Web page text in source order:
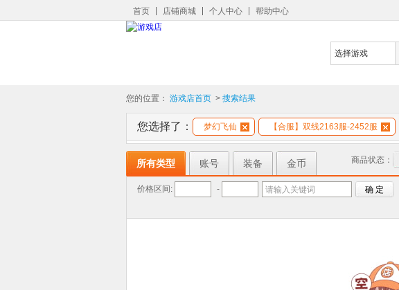
首页 店铺商城 个人中心 帮助中心
选择游戏
您的位置： 游戏店首页 > 搜索结果
您选择了： 梦幻飞仙 【合服】双线2163服-2452服
所有类型 账号 装备 金币 商品状态：
价格区间: - 请输入关键词 确 定